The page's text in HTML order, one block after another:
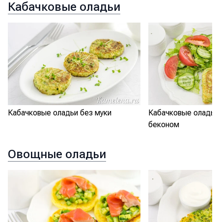
Кабачковые оладьи
Кабачковые оладьи без муки
Кабачковые
беконом
Овощные оладьи